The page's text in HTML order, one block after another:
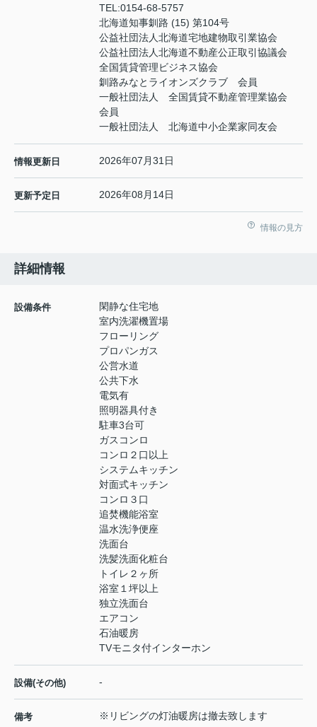
TEL:0154-68-5757
北海道知事釧路 (15) 第104号
公益社団法人北海道宅地建物取引業協会
公益社団法人北海道不動産公正取引協議会
全国賃貸管理ビジネス協会
釧路みなとライオンズクラブ 会員
一般社団法人 全国賃貸不動産管理業協会
会員
一般社団法人 北海道中小企業家同友会
情報更新日 2026年07月31日
更新予定日 2026年08月14日
情報の見方
詳細情報
設備条件
閑静な住宅地
室内洗濯機置場
フローリング
プロパンガス
公営水道
公共下水
電気有
照明器具付き
駐車3台可
ガスコンロ
コンロ２口以上
システムキッチン
対面式キッチン
コンロ３口
追焚機能浴室
温水洗浄便座
洗面台
洗髪洗面化粧台
トイレ２ヶ所
浴室１坪以上
独立洗面台
エアコン
石油暖房
TVモニタ付インターホン
設備(その他) -
備考 ※リビングの灯油暖房は撤去致します